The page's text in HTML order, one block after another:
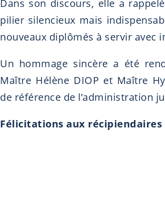
Dans son discours, elle a
pilier silencieux mais
nouveaux diplômés à servir avec
Un hommage sincère a été
Maître Hélène DIOP et Maître
de référence de l’administration
Félicitations aux récipiendaires